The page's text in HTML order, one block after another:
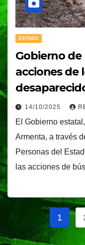
ESTADO
Gobierno
acciones de
14/10/2025
El Gobierno
Armenta, a través
Personas del
las acciones de
de
1